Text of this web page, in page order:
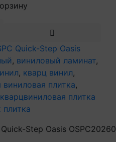
Quick-Step Oasis
, виниловый ламинат,
, кварц винил,
виниловая плитка,
кварцвиниловая плитка
плитка
Step Oasis OSPC20260